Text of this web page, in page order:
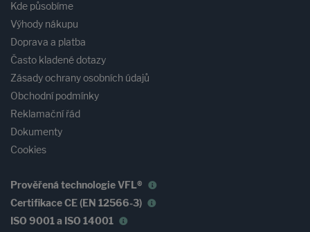
Kde působíme
Výhody nákupu
Doprava a platba
Často kladené dotazy
Zásady ochrany osobních údajů
Obchodní podmínky
Reklamační řád
Dokumenty
Cookies
Prověřená technologie VFL®
Certifikace CE (EN 12566-3)
ISO 9001 a ISO 14001